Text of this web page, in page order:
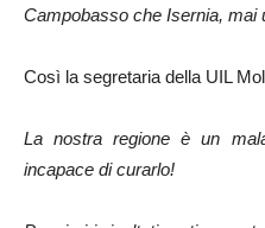
Campobasso che Isernia, mai
Così la segretaria della UIL
La nostra regione è un
incapace di curarlo!